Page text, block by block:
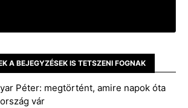
A BEJEGYZÉSEK IS TETSZENI FOGNAK
Péter: megtörtént, amire napok óta
vár